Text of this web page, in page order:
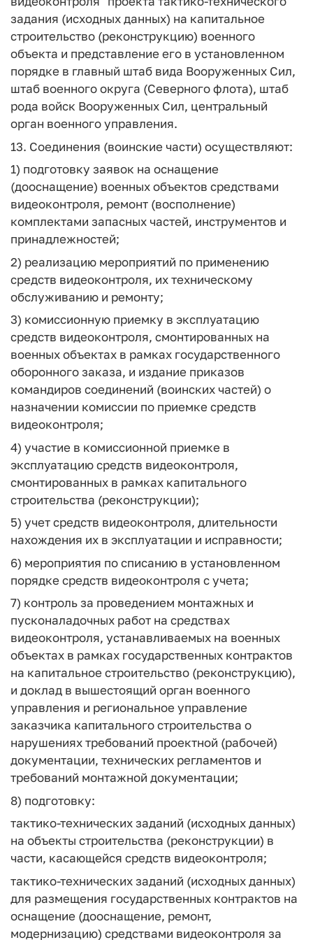
задания (исходных данных) на капитальное
строительство (реконструкцию) военного
объекта и представление его в установленном
порядке в главный штаб вида Вооруженных Сил,
штаб военного округа (Северного флота), штаб
рода войск Вооруженных Сил, центральный
орган военного управления.
13. Соединения (воинские части) осуществляют:
1) подготовку заявок на оснащение
(дооснащение) военных объектов средствами
видеоконтроля, ремонт (восполнение)
комплектами запасных частей, инструментов и
принадлежностей;
2) реализацию мероприятий по применению
средств видеоконтроля, их техническому
обслуживанию и ремонту;
3) комиссионную приемку в эксплуатацию
средств видеоконтроля, смонтированных на
военных объектах в рамках государственного
оборонного заказа, и издание приказов
командиров соединений (воинских частей) о
назначении комиссии по приемке средств
видеоконтроля;
4) участие в комиссионной приемке в
эксплуатацию средств видеоконтроля,
смонтированных в рамках капитального
строительства (реконструкции);
5) учет средств видеоконтроля, длительности
нахождения их в эксплуатации и исправности;
6) мероприятия по списанию в установленном
порядке средств видеоконтроля с учета;
7) контроль за проведением монтажных и
пусконаладочных работ на средствах
видеоконтроля, устанавливаемых на военных
объектах в рамках государственных контрактов
на капитальное строительство (реконструкцию),
и доклад в вышестоящий орган военного
управления и региональное управление
заказчика капитального строительства о
нарушениях требований проектной (рабочей)
документации, технических регламентов и
требований монтажной документации;
8) подготовку:
тактико-технических заданий (исходных данных)
на объекты строительства (реконструкции) в
части, касающейся средств видеоконтроля;
тактико-технических заданий (исходных данных)
для размещения государственных контрактов на
оснащение (дооснащение, ремонт,
модернизацию) средствами видеоконтроля за